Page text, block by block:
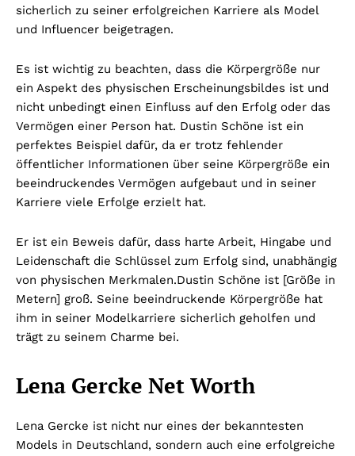
sicherlich zu seiner erfolgreichen Karriere als Model
und Influencer beigetragen.
Es ist wichtig zu beachten, dass die Körpergröße nur
ein Aspekt des physischen Erscheinungsbildes ist und
nicht unbedingt einen Einfluss auf den Erfolg oder das
Vermögen einer Person hat. Dustin Schöne ist ein
perfektes Beispiel dafür, da er trotz fehlender
öffentlicher Informationen über seine Körpergröße ein
beeindruckendes Vermögen aufgebaut und in seiner
Karriere viele Erfolge erzielt hat.
Er ist ein Beweis dafür, dass harte Arbeit, Hingabe und
Leidenschaft die Schlüssel zum Erfolg sind, unabhängig
von physischen Merkmalen.Dustin Schöne ist [Größe in
Metern] groß. Seine beeindruckende Körpergröße hat
ihm in seiner Modelkarriere sicherlich geholfen und
trägt zu seinem Charme bei.
Lena Gercke Net Worth
Lena Gercke ist nicht nur eines der bekanntesten
Models in Deutschland, sondern auch eine erfolgreiche